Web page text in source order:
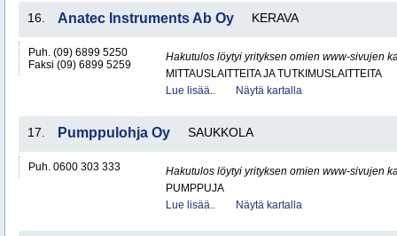
16. Anatec Instruments Ab Oy KERAVA
Puh. (09) 6899 5250
Faksi (09) 6899 5259
Hakutulos löytyi yrityksen omien www-sivujen
MITTAUSLAITTEITA JA TUTKIMUSLAITTEITA
Lue lisää..
Näytä kartalla
17. Pumppulohja Oy SAUKKOLA
Puh. 0600 303 333
Hakutulos löytyi yrityksen omien www-sivujen
PUMPPUJA
Lue lisää..
Näytä kartalla